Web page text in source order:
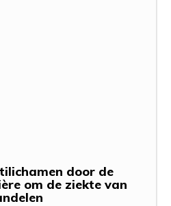
door de
om de ziekte van